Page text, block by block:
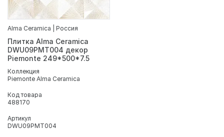
Alma Ceramica | Россия
Плитка Alma Ceramica
DWU09PMT004 декор
Piemonte 249*500*7.5
Коллекция
Piemonte Alma Ceramica
Код товара
488170
Артикул
DWU09PMT004